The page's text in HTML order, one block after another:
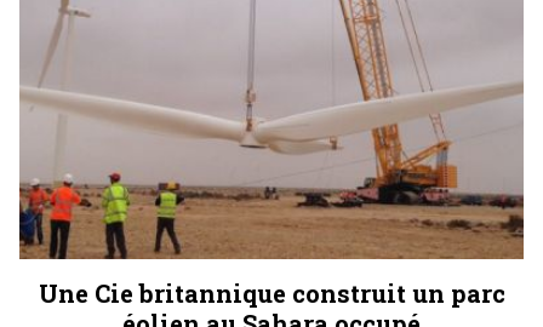
Une Cie britannique construit un parc